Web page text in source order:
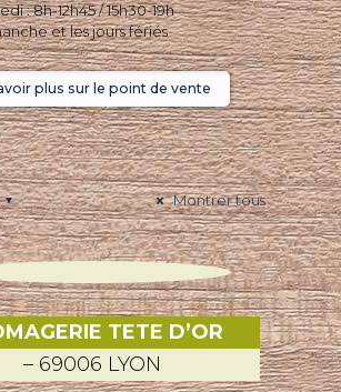
: 8h-12h45 / 15h30-19h
et les jours fériés
plus sur le point de vente
Montrer tous
TETE D’OR
– 69006 LYON